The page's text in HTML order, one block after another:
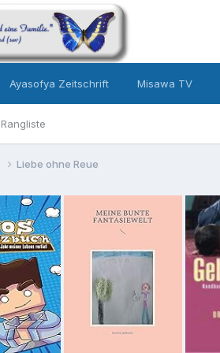
Rangliste
Ayasofya Zeitschrift Misawa TV
Liebe ohne Reue